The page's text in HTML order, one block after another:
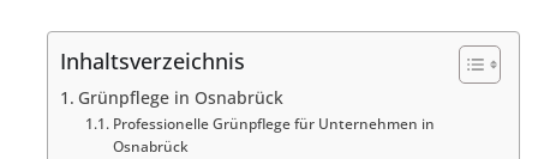
Inhaltsverzeichnis
Grünpflege in Osnabrück
Professionelle Grünpflege für Unternehmen in
Osnabrück